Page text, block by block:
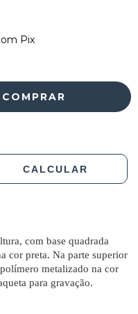
Pix
CALCULAR
com base quadrada
cor preta. Na parte superior
metalizado na cor
para gravação.